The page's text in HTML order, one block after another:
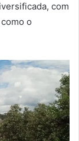
com
o